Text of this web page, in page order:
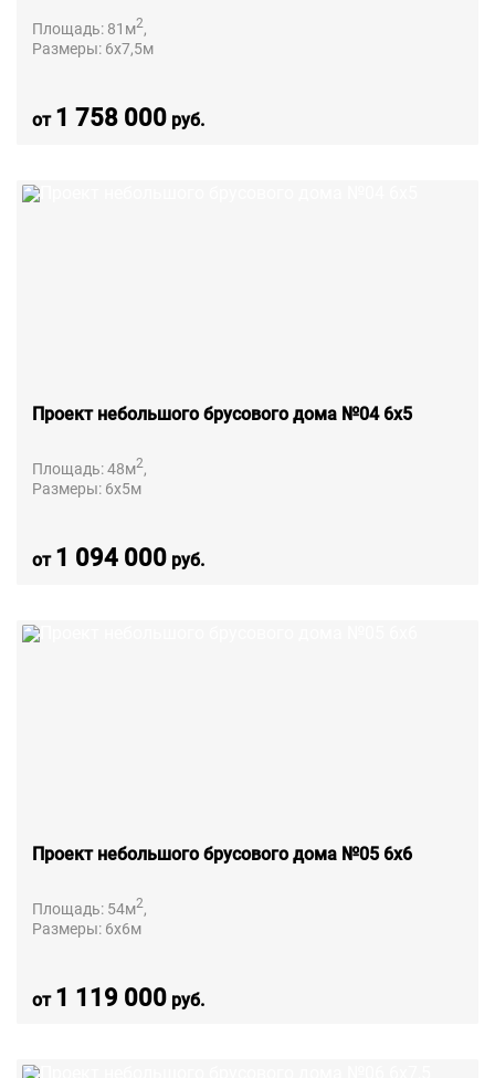
Площадь: 81 м2,
Размеры: 6х7,5м
от 1 758 000 руб.
Проект небольшого брусового дома №04 6х5
Площадь:48м2,
Размеры: 6х5м
от 1 094 000 руб.
Проект небольшого брусового дома №05 6х6
Площадь: 54м2,
Размеры: 6х6м
от 1 119 000 руб.